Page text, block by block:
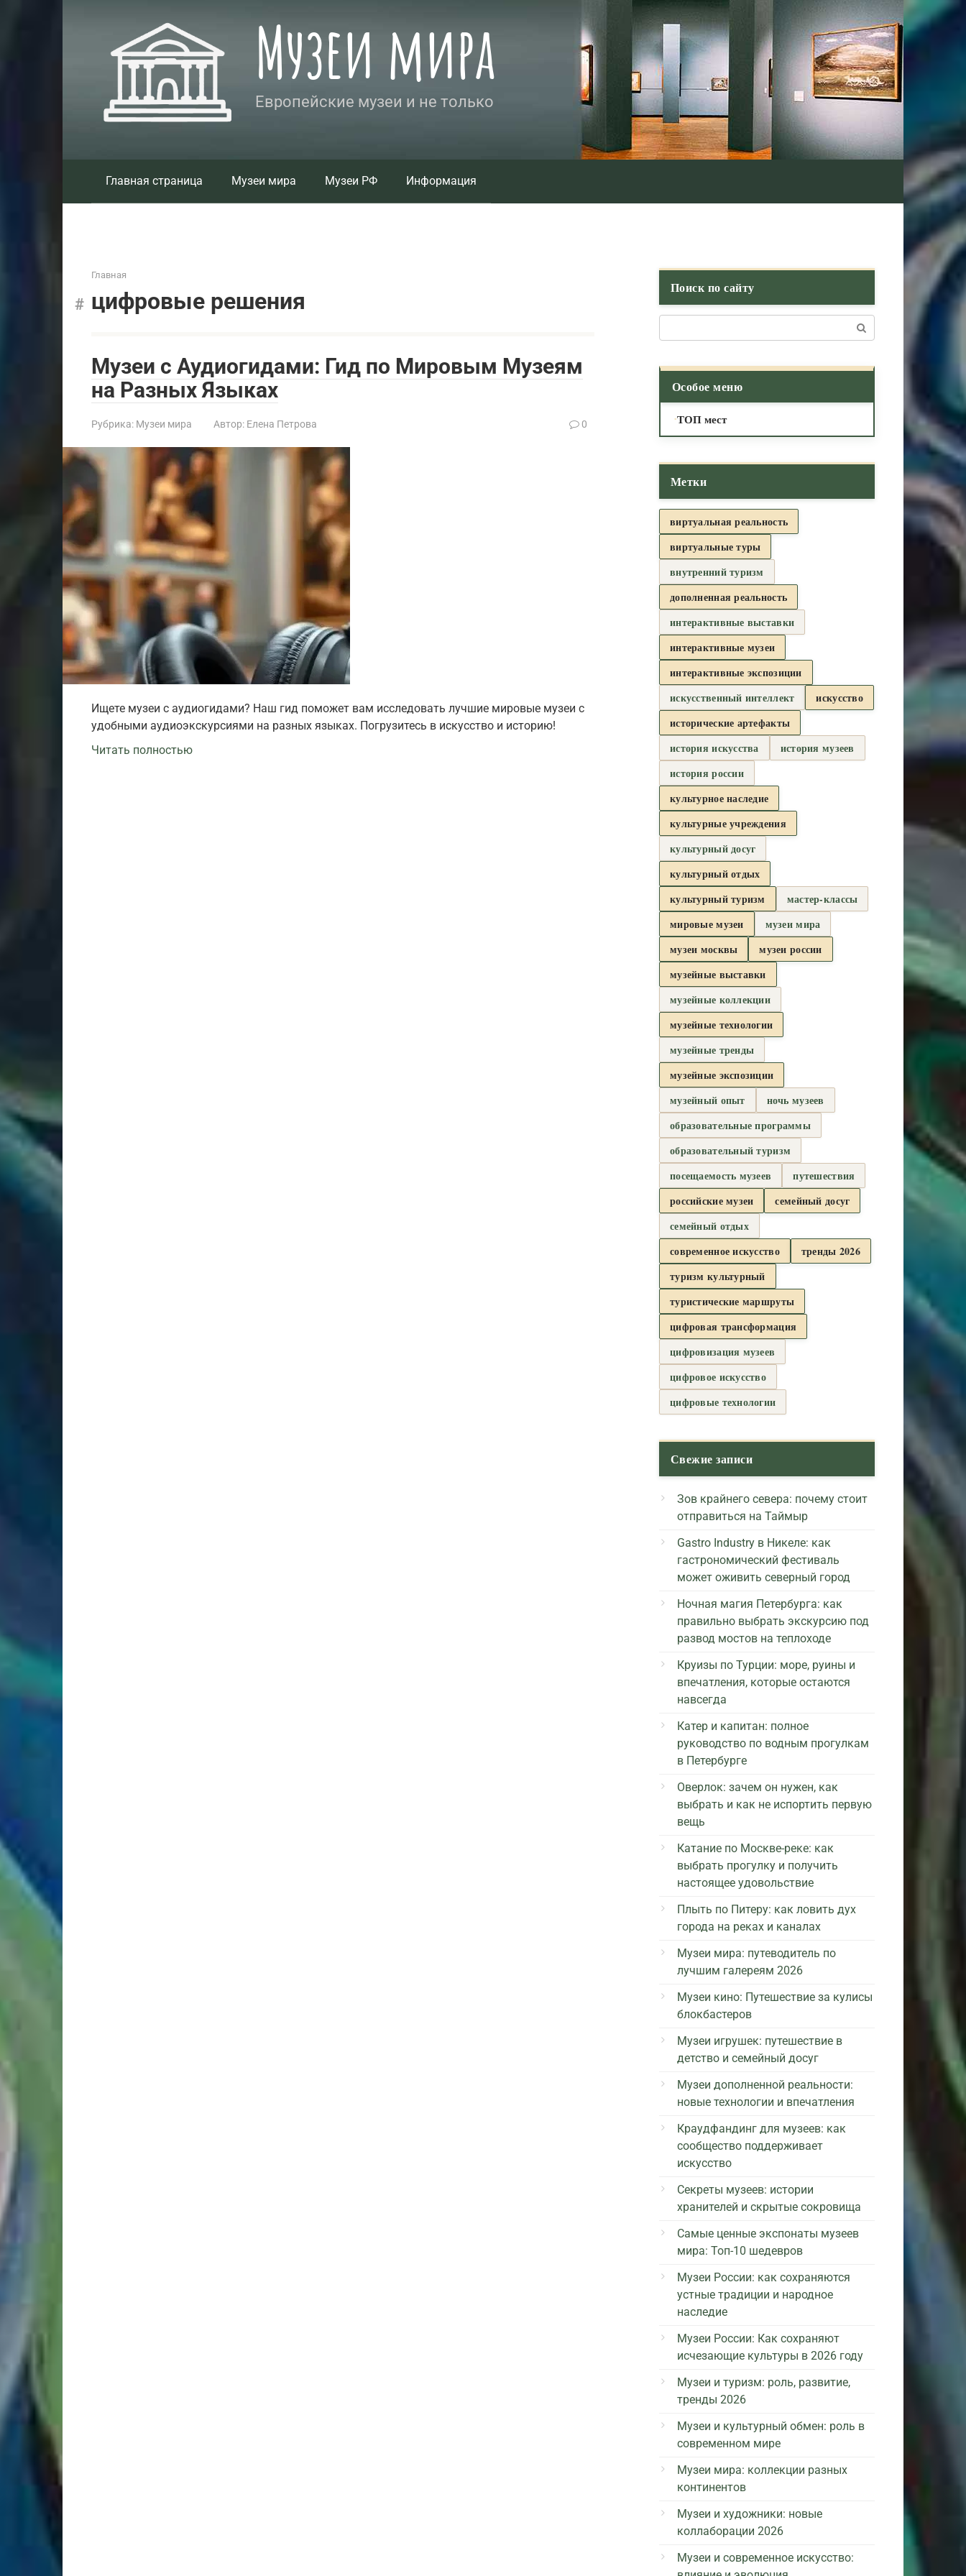
Музеи мира
Европейские музеи и не только
Главная страница Музеи мира Музеи РФ Информация
Главная
цифровые решения
Музеи с Аудиогидами: Гид по Мировым Музеям
на Разных Языках
Рубрика: Музеи мира Автор: Елена Петрова 0
Ищете музеи с аудиогидами? Наш гид поможет вам исследовать лучшие мировые музеи с
удобными аудиоэкскурсиями на разных языках. Погрузитесь в искусство и историю!
Читать полностью
Поиск по сайту
Особое меню
ТОП мест
Метки
виртуальная реальность
виртуальные туры
внутренний туризм
дополненная реальность
интерактивные выставки
интерактивные музеи
интерактивные экспозиции
искусственный интеллект
искусство
исторические артефакты
история искусства
история музеев
история россии
культурное наследие
культурные учреждения
культурный досуг
культурный отдых
культурный туризм
мастер-классы
мировые музеи
музеи мира
музеи москвы
музеи россии
музейные выставки
музейные коллекции
музейные технологии
музейные тренды
музейные экспозиции
музейный опыт
ночь музеев
образовательные программы
образовательный туризм
посещаемость музеев
путешествия
российские музеи
семейный досуг
семейный отдых
современное искусство
тренды 2026
туризм культурный
туристические маршруты
цифровая трансформация
цифровизация музеев
цифровое искусство
цифровые технологии
Свежие записи
Зов крайнего севера: почему стоит
отправиться на Таймыр
Gastro Industry в Никеле: как
гастрономический фестиваль
может оживить северный город
Ночная магия Петербурга: как
правильно выбрать экскурсию под
развод мостов на теплоходе
Круизы по Турции: море, руины и
впечатления, которые остаются
навсегда
Катер и капитан: полное
руководство по водным прогулкам
в Петербурге
Оверлок: зачем он нужен, как
выбрать и как не испортить первую
вещь
Катание по Москве-реке: как
выбрать прогулку и получить
настоящее удовольствие
Плыть по Питеру: как ловить дух
города на реках и каналах
Музеи мира: путеводитель по
лучшим галереям 2026
Музеи кино: Путешествие за кулисы
блокбастеров
Музеи игрушек: путешествие в
детство и семейный досуг
Музеи дополненной реальности:
новые технологии и впечатления
Краудфандинг для музеев: как
сообщество поддерживает
искусство
Секреты музеев: истории
хранителей и скрытые сокровища
Самые ценные экспонаты музеев
мира: Топ-10 шедевров
Музеи России: как сохраняются
устные традиции и народное
наследие
Музеи России: Как сохраняют
исчезающие культуры в 2026 году
Музеи и туризм: роль, развитие,
тренды 2026
Музеи и культурный обмен: роль в
современном мире
Музеи мира: коллекции разных
континентов
Музеи и художники: новые
коллаборации 2026
Музеи и современное искусство: